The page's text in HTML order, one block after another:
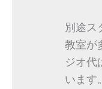
別途ス
教室が
ジオ代
います